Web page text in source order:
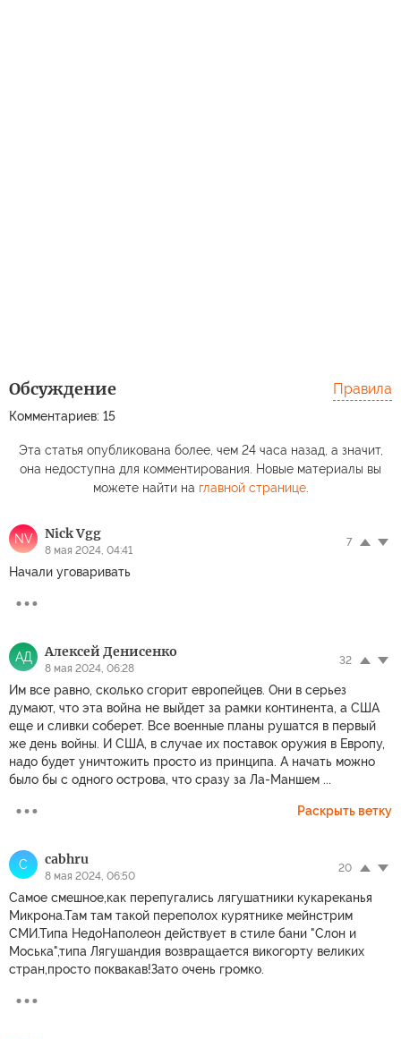
Обсуждение
Комментариев: 15
Правила
Эта статья опубликована более, чем 24 часа назад, а значит,
она недоступна для комментирования. Новые материалы вы
можете найти на главной странице.
NV Nick Vgg
8 мая 2024, 04:41
7
Начали уговаривать
АД Алексей Денисенко
8 мая 2024, 06:28
32
Им все равно, сколько сгорит европейцев. Они в серьез
думают, что эта война не выйдет за рамки континента, а США
еще и сливки соберет. Все военные планы рушатся в первый
же день войны. И США, в случае их поставок оружия в Европу,
надо будет уничтожить просто из принципа. А начать можно
было бы с одного острова, что сразу за Ла-Маншем ...
Раскрыть ветку
C cabhru
8 мая 2024, 06:50
20
Самое смешное,как перепугались лягушатники кукареканья
Микрона.Там там такой переполох курятнике мейнстрим
СМИ.Типа НедоНаполеон действует в стиле бани "Слон и
Моська",типа Лягушандия возвращается викогорту великих
стран,просто поквакав!Зато очень громко.